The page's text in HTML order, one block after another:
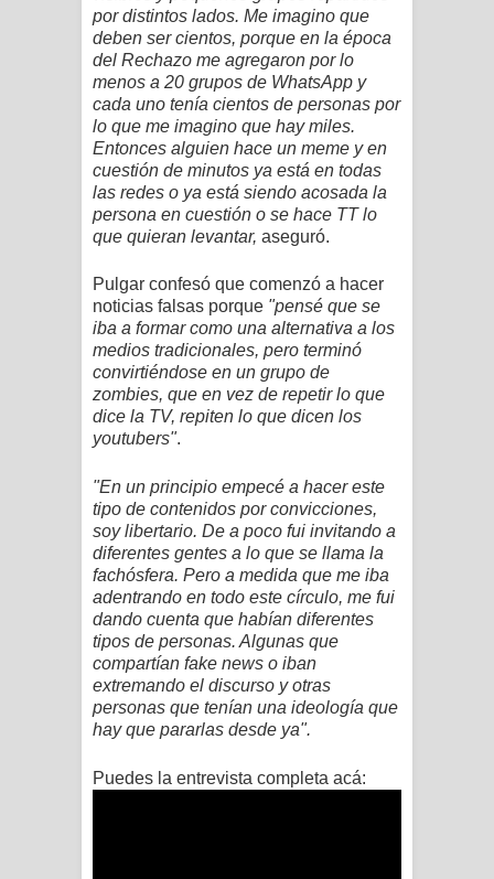
por distintos lados. Me imagino que
deben ser cientos, porque en la época
del Rechazo me agregaron por lo
menos a 20 grupos de WhatsApp y
cada uno tenía cientos de personas por
lo que me imagino que hay miles.
Entonces alguien hace un meme y en
cuestión de minutos ya está en todas
las redes o ya está siendo acosada la
persona en cuestión o se hace TT lo
que quieran levantar, aseguró.
Pulgar confesó que comenzó a hacer
noticias falsas porque "pensé que se
iba a formar como una alternativa a los
medios tradicionales, pero terminó
convirtiéndose en un grupo de
zombies, que en vez de repetir lo que
dice la TV, repiten lo que dicen los
youtubers".
"En un principio empecé a hacer este
tipo de contenidos por convicciones,
soy libertario. De a poco fui invitando a
diferentes gentes a lo que se llama la
fachósfera. Pero a medida que me iba
adentrando en todo este círculo, me fui
dando cuenta que habían diferentes
tipos de personas. Algunas que
compartían fake news o iban
extremando el discurso y otras
personas que tenían una ideología que
hay que pararlas desde ya".
Puedes la entrevista completa acá: